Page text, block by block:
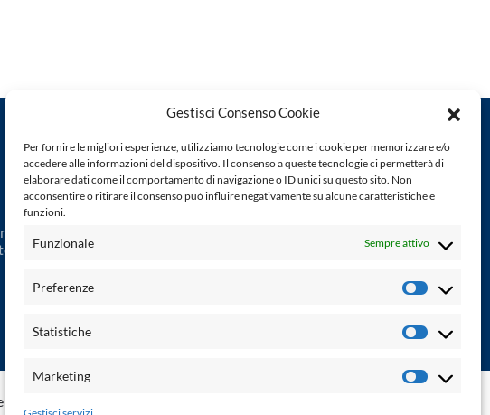
Gestisci Consenso Cookie
Per fornire le migliori esperienze, utilizziamo tecnologie come i cookie per memorizzare e/o
accedere alle informazioni del dispositivo. Il consenso a queste tecnologie ci permetterà di
elaborare dati come il comportamento di navigazione o ID unici su questo sito. Non
acconsentire o ritirare il consenso può influire negativamente su alcune caratteristiche e
funzioni.
Funzionale Sempre attivo
Preferenze
Statistiche
Marketing
periodicità. Non
non è
Powered by:
Palumbo Editore Divisione Digitale